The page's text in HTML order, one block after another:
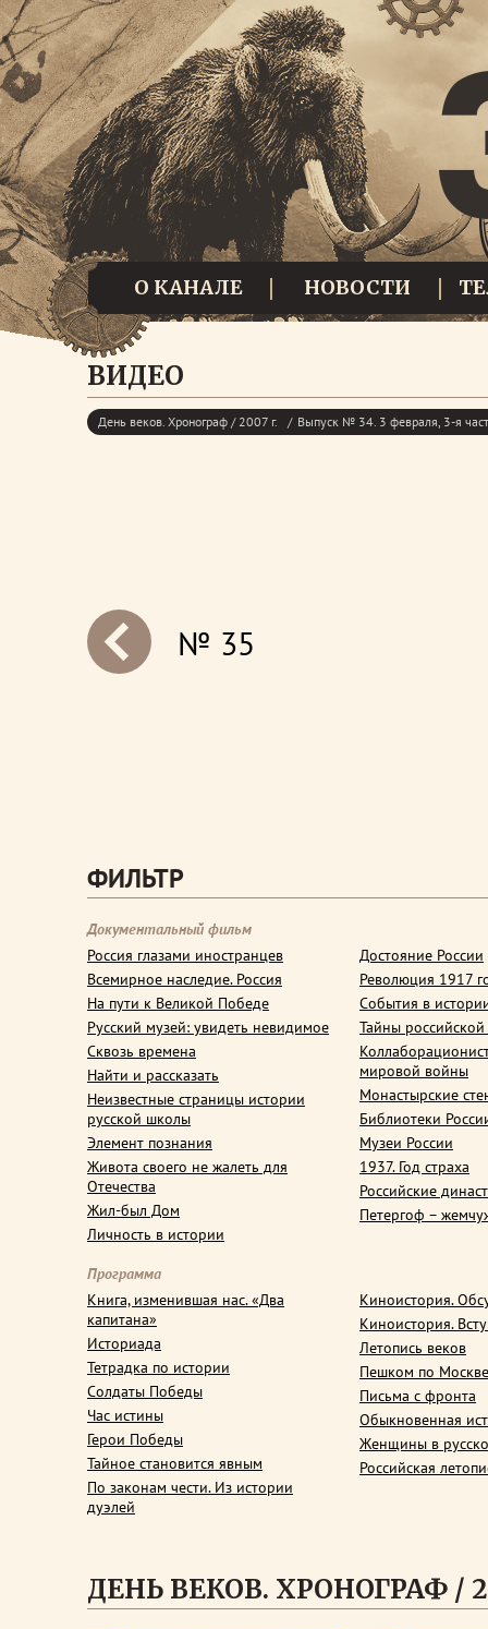
О КАНАЛЕ НОВОСТИ
ВИДЕО
День веков. Хронограф / 2007 г. Выпуск № 34. 3 февраля, 3-я
№ 35
ФИЛЬТР
Документальный фильм
Россия глазами иностранцев
Всемирное наследие. Россия
На пути к Великой Победе
Русский музей: увидеть невидимое
Сквозь времена
Найти и рассказать
Неизвестные страницы истории
русской школы
Элемент познания
Живота своего не жалеть для
Отечества
Жил-был Дом
Личность в истории
Достояние России
Революция 1917
События в
Тайны
мировой войны
Монастырские
Библиотеки
Музеи России
1937. Год страха
Российские
Петергоф –
Программа
Книга, изменившая нас. «Два
капитана»
Историада
Тетрадка по истории
Солдаты Победы
Час истины
Герои Победы
Тайное становится явным
По законам чести. Из истории
дуэлей
Киноистория.
Киноистория.
Летопись веков
Пешком по Москве
Письма с фронта
Обыкновенная
Женщины в
Российская
ДЕНЬ ВЕКОВ. ХРОНОГРАФ /